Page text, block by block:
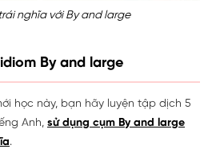
nghĩa với By and large
By and large
học này, bạn hãy luyện tập dịch 5
Anh, sử dụng cụm By and large
.